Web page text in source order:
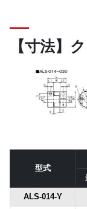
【寸法】
型式
ALS-014-Y